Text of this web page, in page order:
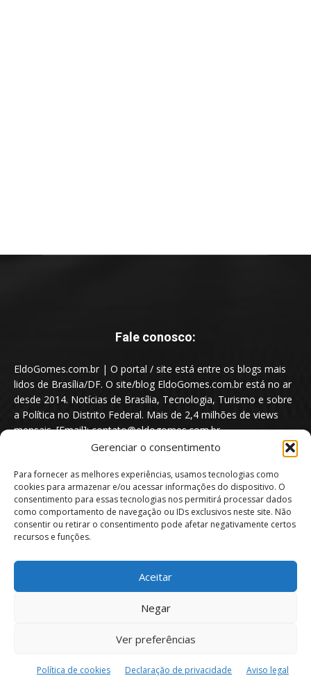
Gerenciar o consentimento
Para fornecer as melhores experiências, usamos tecnologias como
cookies para armazenar e/ou acessar informações do dispositivo. O
consentimento para essas tecnologias nos permitirá processar dados
como comportamento de navegação ou IDs exclusivos neste site. Não
consentir ou retirar o consentimento pode afetar negativamente certos
recursos e funções.
Aceitar
Negar
Ver preferências
Política de cookies Declaração de privacidade Aviso legal
Fale conosco:
EldoGomes.com.br | O portal / site está entre os blogs mais
lidos de Brasília/DF. O site/blog EldoGomes.com.br está no ar
desde 2014. Notícias de Brasília, Tecnologia, Turismo e sobre
a Política no Distrito Federal. Mais de 2,4 milhões de views
mensais. [Email]: contato@eldogomes.com.br
Portal EldoGomes.com.br | Entre os Blogs mais lidos de Brasília/DF. |
Quem é “Eldo Gomes”
Política de privacidade
Isenção de Responsabilidade
Contato